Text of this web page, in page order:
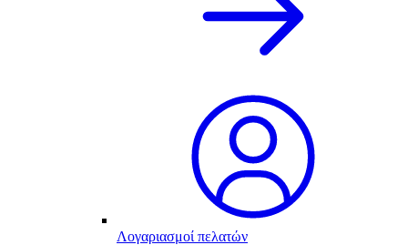
Λογαριασμοί πελατών